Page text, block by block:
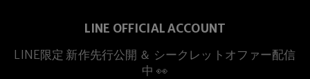
プレミアムチタニウム
LINE OFFICIAL ACCOUNT
LINE限定 新作先行公開 ＆ シークレットオファー配信
中 👀